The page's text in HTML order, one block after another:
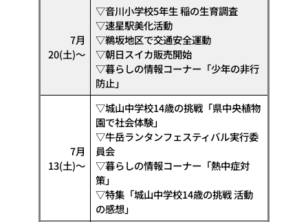
7月
20(土)～
▽音川小学校5年生 稲の生育調査
▽速星駅美化活動
▽鵜坂地区で交通安全運動
▽朝日スイカ販売開始
▽暮らしの情報コーナー「少年の非行
防止」
7月
13(土)～
▽城山中学校14歳の挑戦「県中央植物
園で社会体験」
▽牛岳ランタンフェスティバル実行委
員会
▽暮らしの情報コーナー「熱中症対
策」
▽特集「城山中学校14歳の挑戦 活動
の感想」